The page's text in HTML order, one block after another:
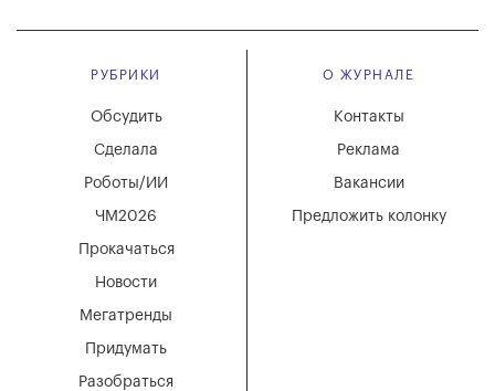
РУБРИКИ
Мегатренды
Придумать
Разобраться
Новости
Обсудить
Сделала
Роботы/ИИ
ЧМ2026
Прокачаться
О ЖУРНАЛЕ
Вакансии
Реклама
Контакты
Предложить колонку